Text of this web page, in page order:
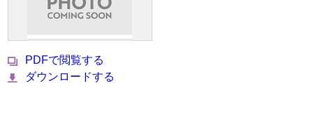
PDFで閲覧する
ダウンロードする